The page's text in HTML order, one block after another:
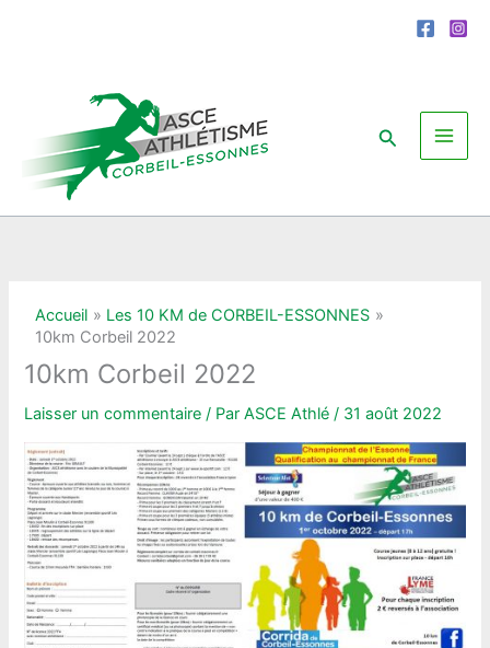
Rechercher
Accueil
Les 10 KM de CORBEIL-ESSONNES
10km Corbeil 2022
10km Corbeil 2022
Laisser un commentaire / ParASCE Athlé/ 31 août 2022